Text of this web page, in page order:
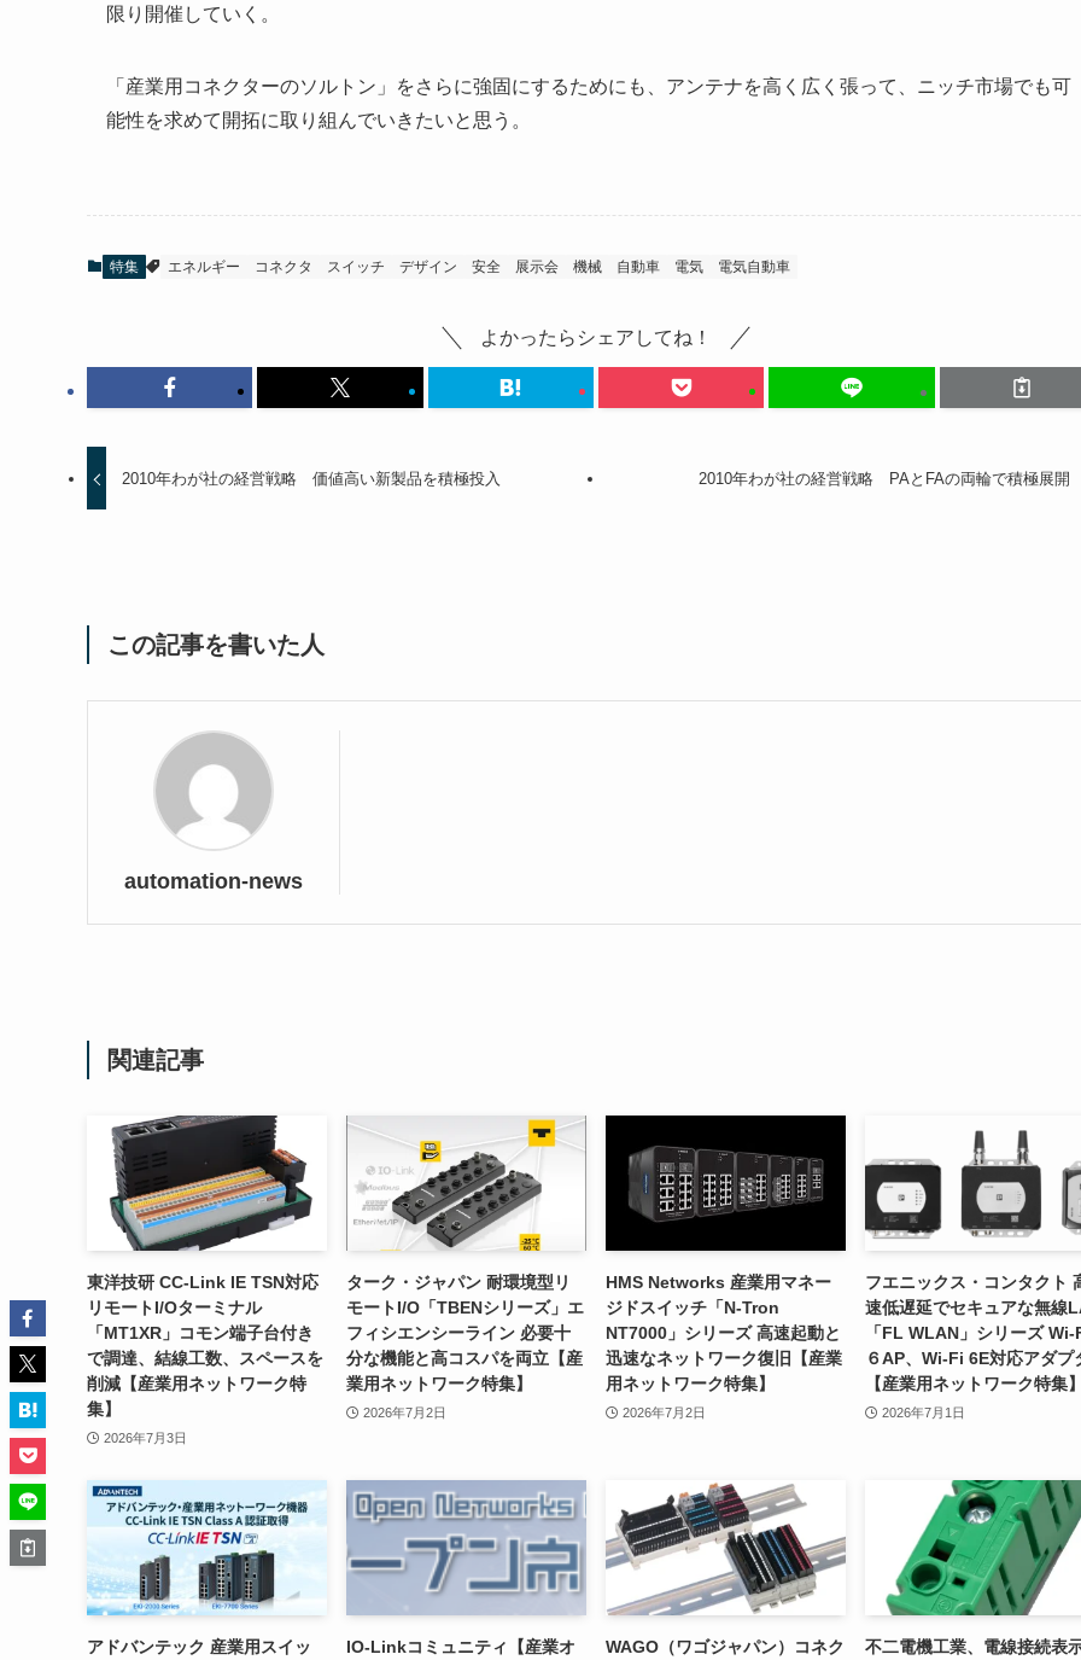
限り開催していく。
「産業用コネクターのソルトン」をさらに強固にするためにも、アンテナを高く広く張って、ニッチ市場でも可
能性を求めて開拓に取り組んでいきたいと思う。
特集 エネルギー コネクタ スイッチ デザイン 安全 展示会 機械 自動車 電気 電気自動車
よかったらシェアしてね！
2010年わが社の経営戦略 価値高い新製品を積極投入 2010年わが社の経営戦略 PAとFAの両輪で積極展開
この記事を書いた人
automation-news
関連記事
東洋技研 CC-Link IE TSN対応
リモートI/Oターミナル
「MT1XR」コモン端子台付き
で調達、結線工数、スペースを
削減【産業用ネットワーク特
集】
2026年7月3日
ターク・ジャパン 耐環境型リ
モートI/O「TBENシリーズ」エ
フィシエンシーライン 必要十
分な機能と高コスパを両立【産
業用ネットワーク特集】
2026年7月2日
HMS Networks 産業用マネー
ジドスイッチ「N-Tron
NT7000」シリーズ 高速起動と
迅速なネットワーク復旧【産業
用ネットワーク特集】
2026年7月2日
フエニックス・コンタクト
速低遅延でセキュアな無線
「FL WLAN」シリーズ Wi-
６AP、Wi-Fi 6E対応アダプ
【産業用ネットワーク特集】
2026年7月1日
アドバンテック 産業用スイッ
IO-Linkコミュニティ【産業オ
WAGO（ワゴジャパン）コネク
不二電機工業、電線接続表